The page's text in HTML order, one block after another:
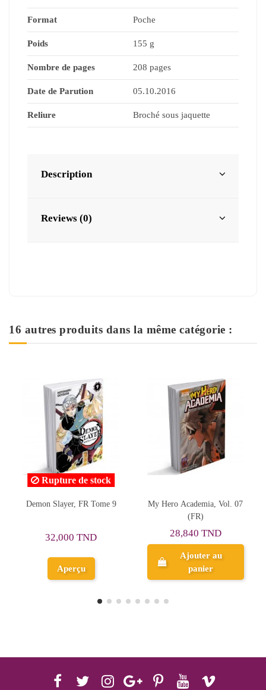
Format Poche
Poids 155 g
Nombre de pages 208 pages
Date de Parution 05.10.2016
Reliure Broché sous jaquette
Description
Reviews (0)
16 autres produits dans la même catégorie :
My Hero Academia, Vol. 07
28,840 TND
Ajouter au
panier
One Piece, FR Tome 17,
Les cerisiers d'Hiluluk
29,000 TND
Aperçu